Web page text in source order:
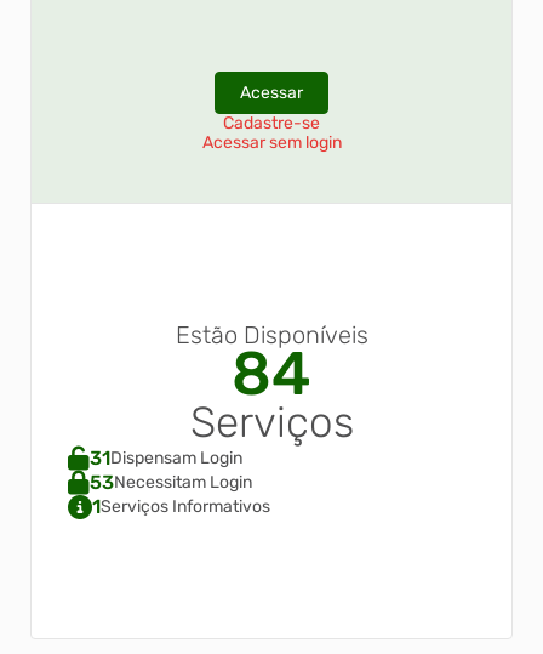
Acessar
Cadastre-se
Acessar sem login
Estão Disponíveis
84
Serviços
31Dispensam Login
53Necessitam Login
1Serviços Informativos